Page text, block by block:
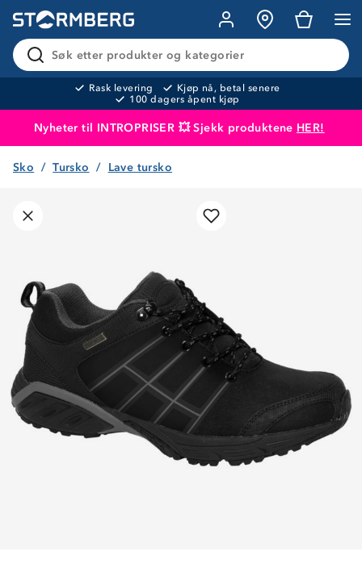
Søk etter produkter og kategorier
Rask levering
Kjøp nå, betal senere
100 dagers åpent kjøp
Nyheter til INTROPRISER 💥 Sjekk produktene HER!
Produktet er lagt i handlekurven
Sko Tursko Lave tursko